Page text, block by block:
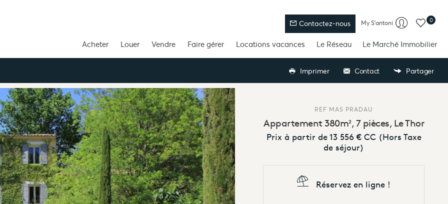
Acheter Louer Vendre Faire gérer Locations vacances Le Réseau Le Marché Immobilier
Contactez-nous My S'antoni 0
Imprimer Contact Partager
REF MAS PRADAU
Appartement 380m², 7 pièces, Le Thor
Prix à partir de13 556 € CC(Hors Taxe
de séjour)
Réservez en ligne !